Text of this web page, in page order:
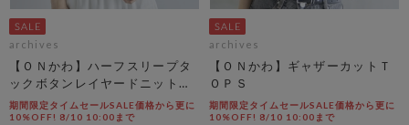
archives
【ＯＮかわ】ハーフスリープタ
ックボタンレイヤードニットカ
ーディガン
期間限定タイムセールSALE価格から更に
10%OFF! 8/10 10:00まで
archives
【ＯＮかわ】ギャザーカットＴ
ＯＰＳ
期間限定タイムセールSALE価格から更に
10%OFF! 8/10 10:00まで